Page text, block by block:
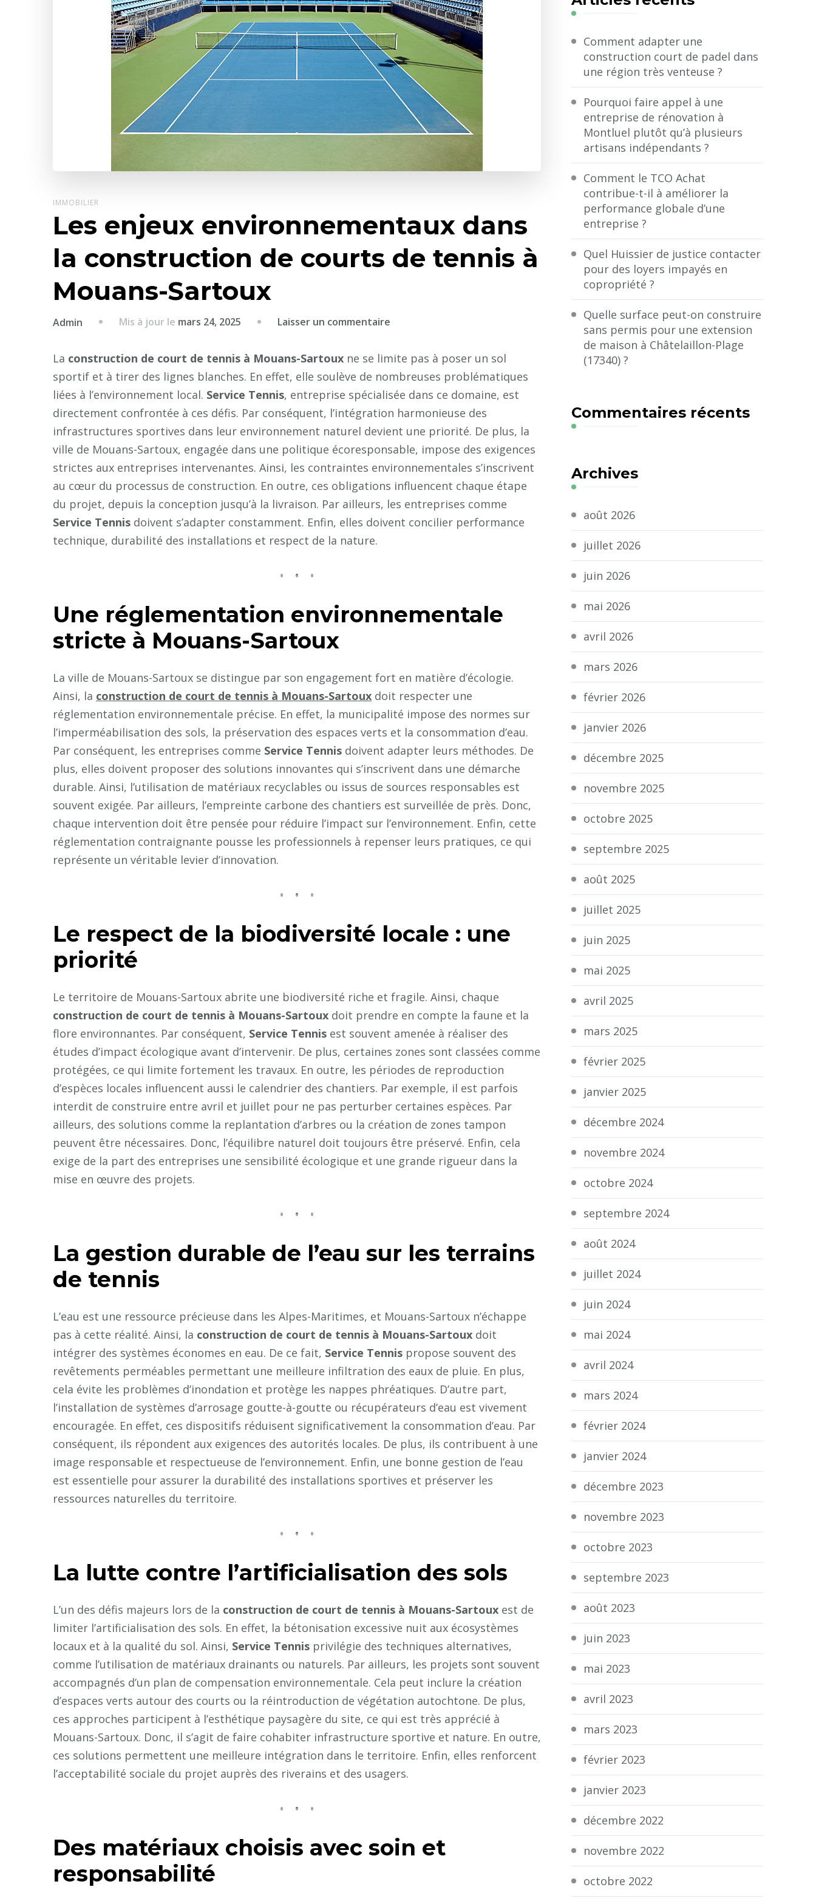
IMMOBILIER
Les enjeux environnementaux dans
la construction de courts de tennis à
Mouans-Sartoux
Admin Mis à jour le mars 24, 2025 Laisser un commentaire
enjeux
environnementaux
la
construction
de
courts
de
tennis
à
Mouans-
La construction de court de tennis à Mouans-Sartoux ne se limite pas à poser un sol
sportif et à tirer des lignes blanches. En effet, elle soulève de nombreuses problématiques
liées à l’environnement local. Service Tennis, entreprise spécialisée dans ce domaine, est
directement confrontée à ces défis. Par conséquent, l’intégration harmonieuse des
infrastructures sportives dans leur environnement naturel devient une priorité. De plus, la
ville de Mouans-Sartoux, engagée dans une politique écoresponsable, impose des exigences
strictes aux entreprises intervenantes. Ainsi, les contraintes environnementales s’inscrivent
au cœur du processus de construction. En outre, ces obligations influencent chaque étape
du projet, depuis la conception jusqu’à la livraison. Par ailleurs, les entreprises comme
Service Tennis doivent s’adapter constamment. Enfin, elles doivent concilier performance
technique, durabilité des installations et respect de la nature.
Une réglementation environnementale
stricte à Mouans-Sartoux
La ville de Mouans-Sartoux se distingue par son engagement fort en matière d’écologie.
Ainsi, la construction de court de tennis à Mouans-Sartoux doit respecter une
réglementation environnementale précise. En effet, la municipalité impose des normes sur
l’imperméabilisation des sols, la préservation des espaces verts et la consommation d’eau.
Par conséquent, les entreprises comme Service Tennis doivent adapter leurs méthodes. De
plus, elles doivent proposer des solutions innovantes qui s’inscrivent dans une démarche
durable. Ainsi, l’utilisation de matériaux recyclables ou issus de sources responsables est
souvent exigée. Par ailleurs, l’empreinte carbone des chantiers est surveillée de près. Donc,
chaque intervention doit être pensée pour réduire l’impact sur l’environnement. Enfin, cette
réglementation contraignante pousse les professionnels à repenser leurs pratiques, ce qui
représente un véritable levier d’innovation.
Le respect de la biodiversité locale : une
priorité
Le territoire de Mouans-Sartoux abrite une biodiversité riche et fragile. Ainsi, chaque
construction de court de tennis à Mouans-Sartoux doit prendre en compte la faune et la
flore environnantes. Par conséquent, Service Tennis est souvent amenée à réaliser des
études d’impact écologique avant d’intervenir. De plus, certaines zones sont classées comme
protégées, ce qui limite fortement les travaux. En outre, les périodes de reproduction
d’espèces locales influencent aussi le calendrier des chantiers. Par exemple, il est parfois
interdit de construire entre avril et juillet pour ne pas perturber certaines espèces. Par
ailleurs, des solutions comme la replantation d’arbres ou la création de zones tampon
peuvent être nécessaires. Donc, l’équilibre naturel doit toujours être préservé. Enfin, cela
exige de la part des entreprises une sensibilité écologique et une grande rigueur dans la
mise en œuvre des projets.
La gestion durable de l’eau sur les terrains
de tennis
L’eau est une ressource précieuse dans les Alpes-Maritimes, et Mouans-Sartoux n’échappe
pas à cette réalité. Ainsi, la construction de court de tennis à Mouans-Sartoux doit
intégrer des systèmes économes en eau. De ce fait, Service Tennis propose souvent des
revêtements perméables permettant une meilleure infiltration des eaux de pluie. En plus,
cela évite les problèmes d’inondation et protège les nappes phréatiques. D’autre part,
l’installation de systèmes d’arrosage goutte-à-goutte ou récupérateurs d’eau est vivement
encouragée. En effet, ces dispositifs réduisent significativement la consommation d’eau. Par
conséquent, ils répondent aux exigences des autorités locales. De plus, ils contribuent à une
image responsable et respectueuse de l’environnement. Enfin, une bonne gestion de l’eau
est essentielle pour assurer la durabilité des installations sportives et préserver les
ressources naturelles du territoire.
La lutte contre l’artificialisation des sols
L’un des défis majeurs lors de la construction de court de tennis à Mouans-Sartoux est de
limiter l’artificialisation des sols. En effet, la bétonisation excessive nuit aux écosystèmes
locaux et à la qualité du sol. Ainsi, Service Tennis privilégie des techniques alternatives,
comme l’utilisation de matériaux drainants ou naturels. Par ailleurs, les projets sont souvent
accompagnés d’un plan de compensation environnementale. Cela peut inclure la création
d’espaces verts autour des courts ou la réintroduction de végétation autochtone. De plus,
ces approches participent à l’esthétique paysagère du site, ce qui est très apprécié à
Mouans-Sartoux. Donc, il s’agit de faire cohabiter infrastructure sportive et nature. En outre,
ces solutions permettent une meilleure intégration dans le territoire. Enfin, elles renforcent
l’acceptabilité sociale du projet auprès des riverains et des usagers.
Des matériaux choisis avec soin et
responsabilité
?
Comment adapter une
construction court de padel dans
une région très venteuse ?
Pourquoi faire appel à une
entreprise de rénovation à
Montluel plutôt qu’à plusieurs
artisans indépendants ?
Comment le TCO Achat
contribue-t-il à améliorer la
performance globale d’une
entreprise ?
Quel Huissier de justice contacter
pour des loyers impayés en
copropriété ?
Quelle surface peut-on construire
sans permis pour une extension
de maison à Châtelaillon-Plage
(17340) ?
Commentaires récents
Archives
août 2026
juillet 2026
juin 2026
mai 2026
avril 2026
mars 2026
février 2026
janvier 2026
décembre 2025
novembre 2025
octobre 2025
septembre 2025
août 2025
juillet 2025
juin 2025
mai 2025
avril 2025
mars 2025
février 2025
janvier 2025
décembre 2024
novembre 2024
octobre 2024
septembre 2024
août 2024
juillet 2024
juin 2024
mai 2024
avril 2024
mars 2024
février 2024
janvier 2024
décembre 2023
novembre 2023
octobre 2023
septembre 2023
août 2023
juin 2023
mai 2023
avril 2023
mars 2023
février 2023
janvier 2023
décembre 2022
novembre 2022
octobre 2022